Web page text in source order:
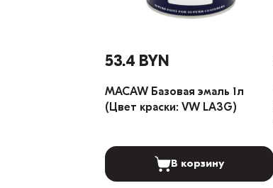
53.4 BYN
MACAW Базовая эмаль 1л
(Цвет краски: VW LA3G)
В корзину